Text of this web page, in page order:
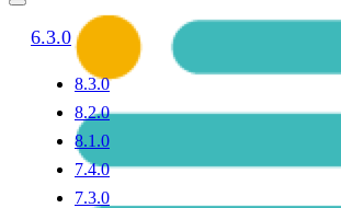
6.3.0
8.3.0
8.2.0
8.1.0
7.4.0
7.3.0